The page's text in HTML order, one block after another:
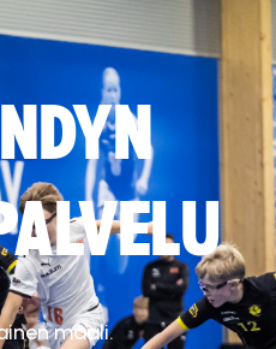
maali.